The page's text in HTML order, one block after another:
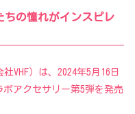
ちの憧れがインスピレ
VHF）は、2024年5月16日
アクセサリー第5弾を発売